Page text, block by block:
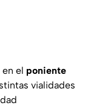
el poniente
vialidades